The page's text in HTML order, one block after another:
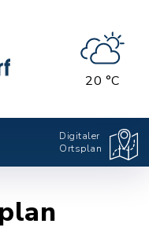
20 °C
Digitaler
Ortsplan